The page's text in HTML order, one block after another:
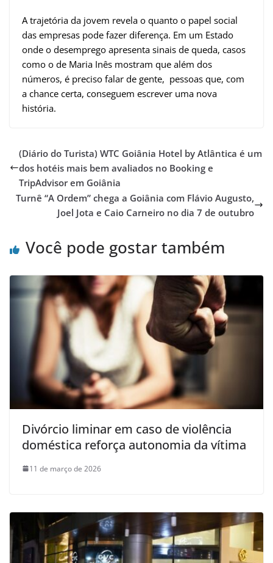
A trajetória da jovem revela o quanto o papel social
das empresas pode fazer diferença. Em um Estado
onde o desemprego apresenta sinais de queda, casos
como o de Maria Inês mostram que além dos
números, é preciso falar de gente, pessoas que, com
a chance certa, conseguem escrever uma nova
história.
(Diário do Turista) WTC Goiânia Hotel by Atlântica é um
dos hotéis mais bem avaliados no Booking e
TripAdvisor em Goiânia
Turnê “A Ordem” chega a Goiânia com Flávio Augusto,
Joel Jota e Caio Carneiro no dia 7 de outubro
Você pode gostar também
Divórcio liminar em caso de violência
doméstica reforça autonomia da vítima
11 de março de 2026